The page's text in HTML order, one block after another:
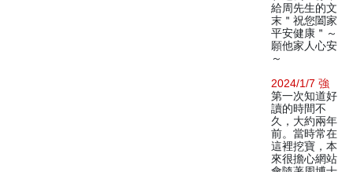
給周先生的文
末＂祝您闔家
平安健康＂～
願他家人心安
～
2024/1/7 強
第一次知道好
讀的時間不
久，大約兩年
前。當時常在
這裡挖寶，本
來很擔心網站